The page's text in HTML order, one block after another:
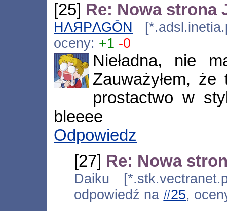
[25] Re: Nowa strona
HΛЯPΛGŌN
oceny: +1 -0
Nieładna, nie
Zauważyłem,
prostactwo w
bleeee
Odpowiedz
[27] Re: Nowa
Daiku
odpowiedź na#25,